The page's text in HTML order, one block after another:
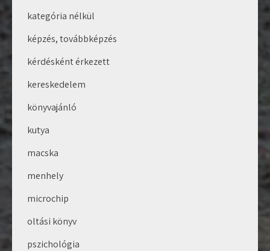
kategória nélkül
képzés, továbbképzés
kérdésként érkezett
kereskedelem
könyvajánló
kutya
macska
menhely
microchip
oltási könyv
pszichológia